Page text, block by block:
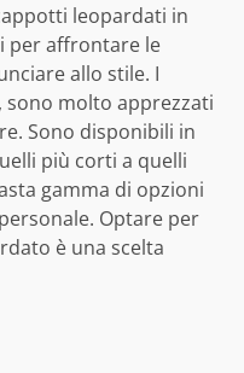
leopardati in
per affrontare le
allo stile. I
molto apprezzati
Sono disponibili in
più corti a quelli
gamma di opzioni
Optare per
è una scelta